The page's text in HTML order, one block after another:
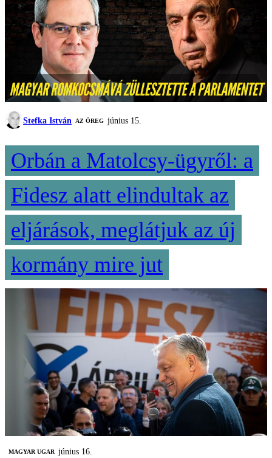
Stefka István AZ ÖREG június 15.
Orbán a Matolcsy-ügyről: a
Fidesz alatt elindultak az
eljárások, meglátjuk az új
kormány mire jut
MAGYAR UGAR június 16.